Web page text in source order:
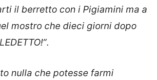
il berretto con i Pigiamini ma a
mostro che dieci giorni dopo
.
nulla che potesse farmi